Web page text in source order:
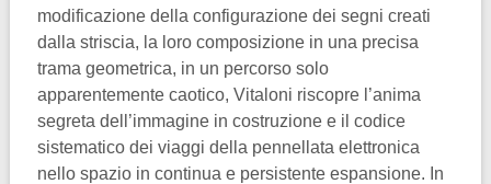
modificazione della configurazione dei segni creati
dalla striscia, la loro composizione in una precisa
trama geometrica, in un percorso solo
apparentemente caotico, Vitaloni riscopre l’anima
segreta dell’immagine in costruzione e il codice
sistematico dei viaggi della pennellata elettronica
nello spazio in continua e persistente espansione. In